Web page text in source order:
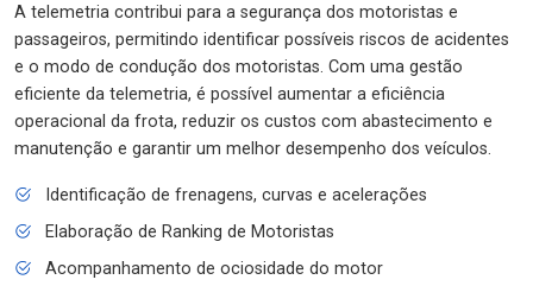
A telemetria contribui para a segurança dos motoristas e
passageiros, permitindo identificar possíveis riscos de acidentes
e o modo de condução dos motoristas. Com uma gestão
eficiente da telemetria, é possível aumentar a eficiência
operacional da frota, reduzir os custos com abastecimento e
manutenção e garantir um melhor desempenho dos veículos.
Identificação de frenagens, curvas e acelerações
Elaboração de Ranking de Motoristas
Acompanhamento de ociosidade do motor